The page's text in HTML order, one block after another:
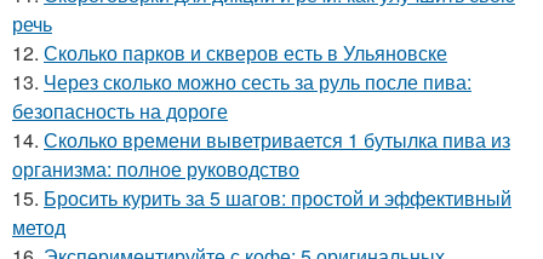
речь
12. Сколько парков и скверов есть в Ульяновске
13. Через сколько можно сесть за руль после пива:
безопасность на дороге
14. Сколько времени выветривается 1 бутылка пива из
организма: полное руководство
15. Бросить курить за 5 шагов: простой и эффективный
метод